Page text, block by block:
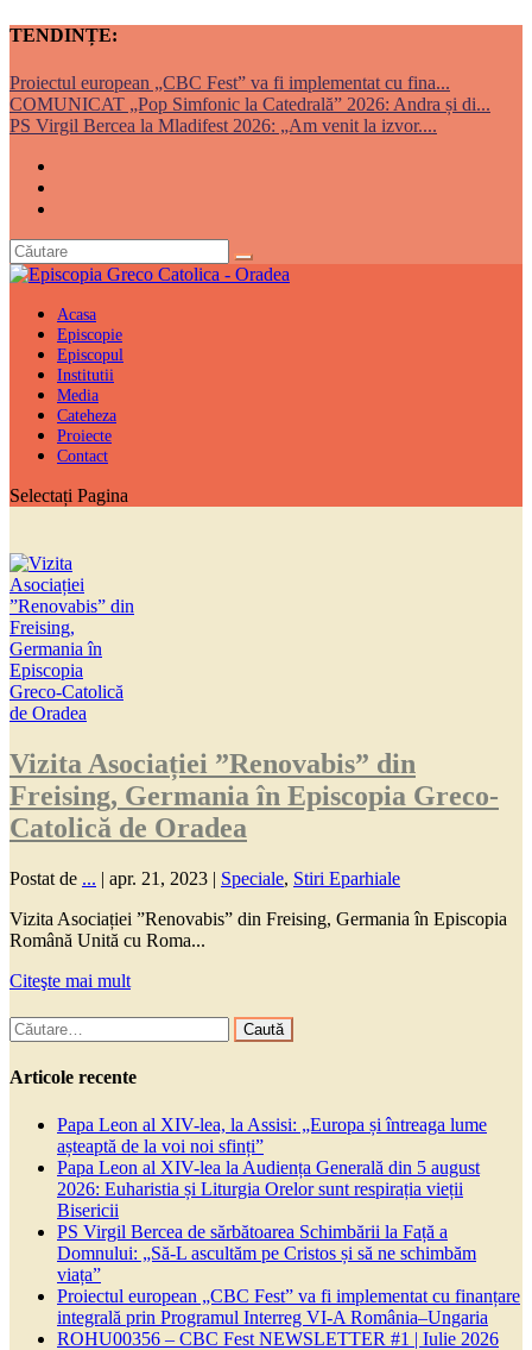
TENDINȚE:
Proiectul european „CBC Fest” va fi implementat cu fina...
COMUNICAT „Pop Simfonic la Catedrală” 2026: Andra și di...
PS Virgil Bercea la Mladifest 2026: „Am venit la izvor....
Acasa
Episcopie
Episcopul
Institutii
Media
Cateheza
Proiecte
Contact
Selectați Pagina
Vizita Asociației ”Renovabis” din
Freising, Germania în Episcopia Greco-
Catolică de Oradea
Postat de ... | apr. 21, 2023 | Speciale, Stiri Eparhiale
Vizita Asociației ”Renovabis” din Freising, Germania în Episcopia
Română Unită cu Roma...
Citeşte mai mult
Caută
după:
Articole recente
Papa Leon al XIV-lea, la Assisi: „Europa și întreaga lume
așteaptă de la voi noi sfinți”
Papa Leon al XIV-lea la Audiența Generală din 5 august
2026: Euharistia și Liturgia Orelor sunt respirația vieții
Bisericii
PS Virgil Bercea de sărbătoarea Schimbării la Față a
Domnului: „Să-L ascultăm pe Cristos și să ne schimbăm
viața”
Proiectul european „CBC Fest” va fi implementat cu finanțare
integrală prin Programul Interreg VI-A România–Ungaria
ROHU00356 – CBC Fest NEWSLETTER #1 | Iulie 2026